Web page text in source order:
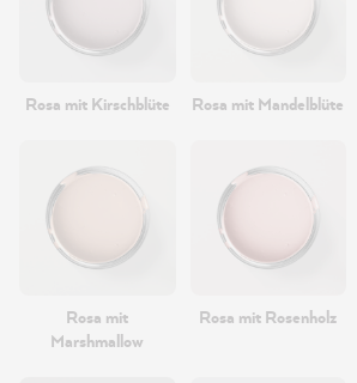
Rosa mit Kirschblüte Rosa mit Mandelblüte
Rosa mit
Marshmallow
Rosa mit Rosenholz